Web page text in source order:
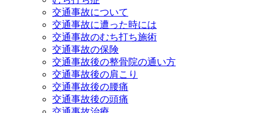
交通事故について
交通事故に遭った時には
交通事故のむち打ち施術
交通事故の保険
交通事故後の整骨院の通い方
交通事故後の肩こり
交通事故後の腰痛
交通事故後の頭痛